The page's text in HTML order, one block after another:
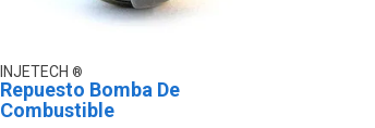
INJETECH
Repuesto Bomba De
Combustible